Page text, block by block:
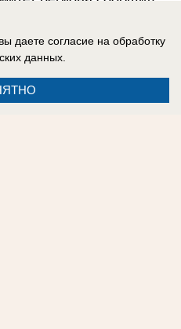
пожар,
даете согласие на обработку
данных.